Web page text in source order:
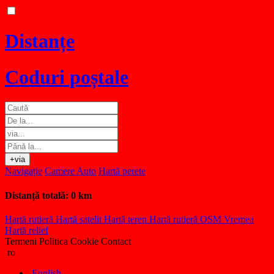
Distanțe
Coduri poștale
+via
Navigație Camere Auto Hartă perete
Distanță totală: 0 km
Hartă rutieră Hartă satelit Hartă teren Hartă rutieră OSM Vremea
Hartă relief
Termeni Politica Cookie Contact
ro